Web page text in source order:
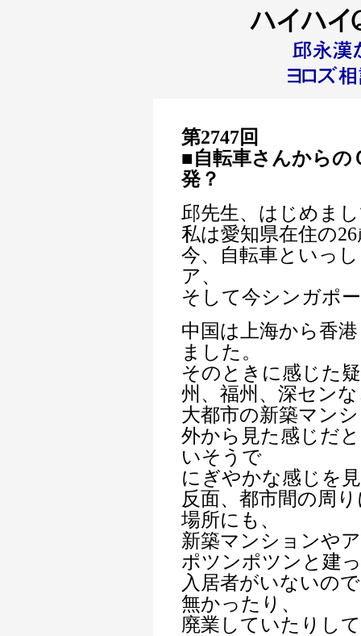
第2747回
■自転車さんからの
発？
邱先生、はじめま
私は愛知県在住の
今、自転車といっ
ア、
そして今シンガポ
中国は上海から香
ました。
そのときに感じた
州、福州、深セン
大都市の新築マン
外から見た感じだ
いそうで
にぎやかな感じを
反面、都市間の周
場所にも、
新築マンションや
ポツンポツンと建
入居者がいないの
無かったり、
廃業していたりし